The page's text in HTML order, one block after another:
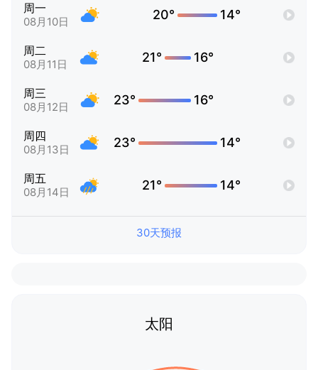
周一
08月10日 20° 14°
周二
08月11日 21° 16°
周三
08月12日 23° 16°
周四
08月13日 23° 14°
周五
08月14日 21° 14°
30天预报
太阳